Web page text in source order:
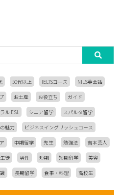
50代以上 IELTSコース NILS英会話
お土産 お役立ち ガイド
ル ESL シニア留学 スパルタ留学
魅力 ビジネスイングリッシュコース
中期留学 先生 勉強法 吉本芸人
生徒 男性 短期 短期留学 美容
長期留学 食事・料理 高校生